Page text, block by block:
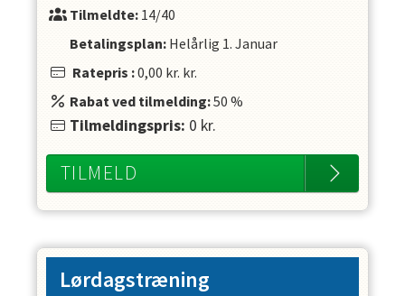
Tilmeldte:14/40
Betalingsplan: Helårlig 1. Januar
Ratepris :0,00 kr. kr.
Rabat ved tilmelding:50 %
Tilmeldingspris: 0 kr.
TILMELD
Lørdagstræning